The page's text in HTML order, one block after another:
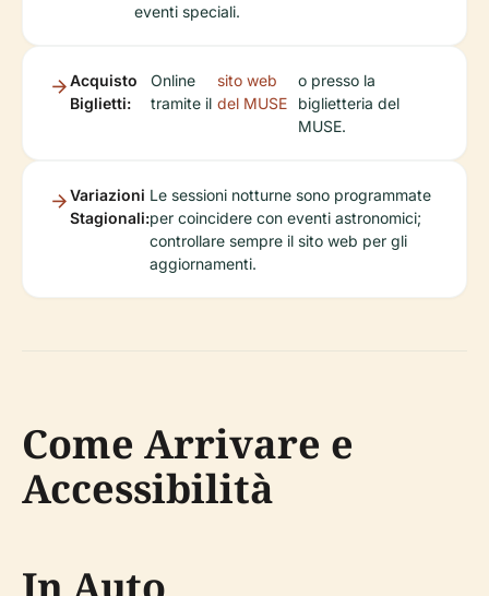
eventi speciali.
Acquisto
Biglietti:
Online
tramite il
sito web
del MUSE
o presso la
biglietteria del
MUSE.
Variazioni
Stagionali:
Le sessioni notturne sono programmate
per coincidere con eventi astronomici;
controllare sempre il sito web per gli
aggiornamenti.
Come Arrivare e
Accessibilità